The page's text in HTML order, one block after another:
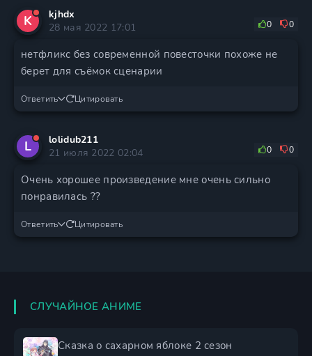
K
kjhdx
28 мая 2022 17:01
0 0
нетфликс без современной повесточки похоже не
берет для съёмок сценарии
Ответить Цитировать
L
lolidub211
21 июля 2022 02:04
0 0
Очень хорошее произведение мне очень сильно
понравилась ??
Ответить Цитировать
СЛУЧАЙНОЕ АНИМЕ
Сказка о сахарном яблоке 2 сезон